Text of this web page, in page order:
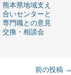
熊本県地域支え
合いセンターと
専門職との意見
交換・相談会
前の投稿 →